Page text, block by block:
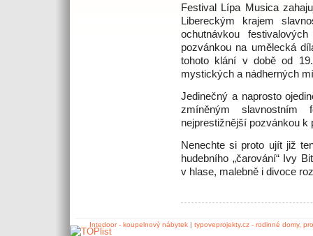
Festival Lípa Musica
Libereckým krajem
ochutnávkou
pozvánkou na umělecká
tohoto klání v době od
mystických a nádherných
Jedinečný a naprosto
zmíněným slavnostním
nejprestižnější pozvánkou k
Nenechte si proto ujít již
hudebního „čarování“ Ivy
v hlase, malebně i divoce
Intedoor - koupelnový nábytek| typoveprojekty.cz - rodinné domy,